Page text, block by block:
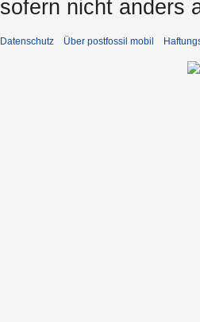
sofern nicht anders
Datenschutz Über postfossil mobil